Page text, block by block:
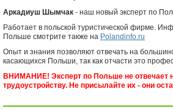
Аркадиуш Шымчак - наш новый эксперт по
Работает в польской туристической фирме.
Польше смотрите также на Polandinfo.ru
Опыт и знания позволяют отвечать на
касающихся Польши, так как отчасти это
ВНИМАНИЕ! Эксперт по Польше не отвечает
трудоустройству. Не присылайте их - они